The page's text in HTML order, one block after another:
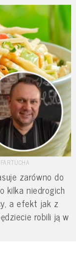
zarówno do
kilka niedrogich
a efekt jak z
robili ją w